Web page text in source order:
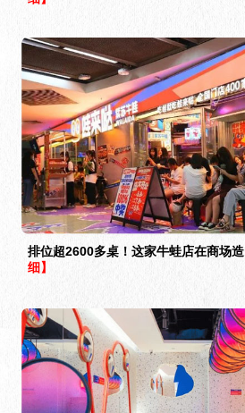
排位超2600多桌！这家牛蛙店在商场
细】